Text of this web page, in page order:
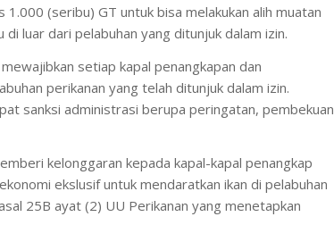
(seribu) GT untuk bisa melakukan alih muatan
luar dari pelabuhan yang ditunjuk dalam izin.
setiap kapal penangkapan dan
perikanan yang telah ditunjuk dalam izin.
sanksi administrasi berupa peringatan, pembekuan
kelonggaran kepada kapal-kapal penangkap
ekslusif untuk mendaratkan ikan di pelabuhan
25B ayat (2) UU Perikanan yang menetapkan